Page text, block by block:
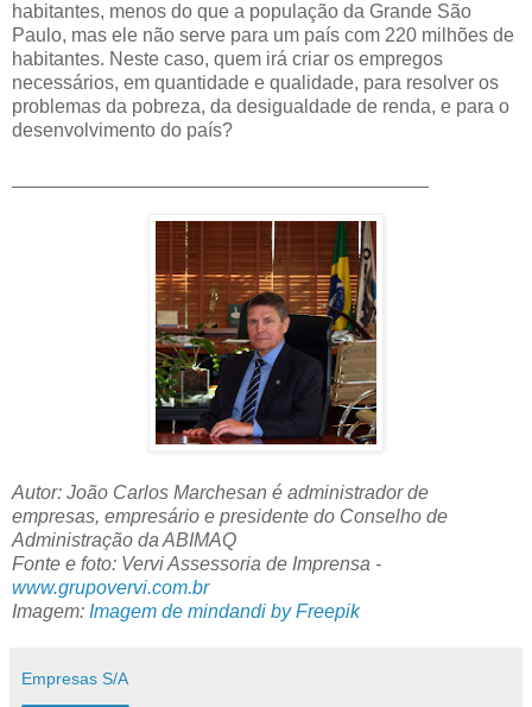
habitantes, menos do que a população da Grande São
Paulo, mas ele não serve para um país com 220 milhões de
habitantes. Neste caso, quem irá criar os empregos
necessários, em quantidade e qualidade, para resolver os
problemas da pobreza, da desigualdade de renda, e para o
desenvolvimento do país?
Autor: João Carlos Marchesan é administrador de
empresas, empresário e presidente do Conselho de
Administração da ABIMAQ
Fonte e foto: Vervi Assessoria de Imprensa -
www.grupovervi.com.br
Imagem: Imagem de mindandi by Freepik
Empresas S/A